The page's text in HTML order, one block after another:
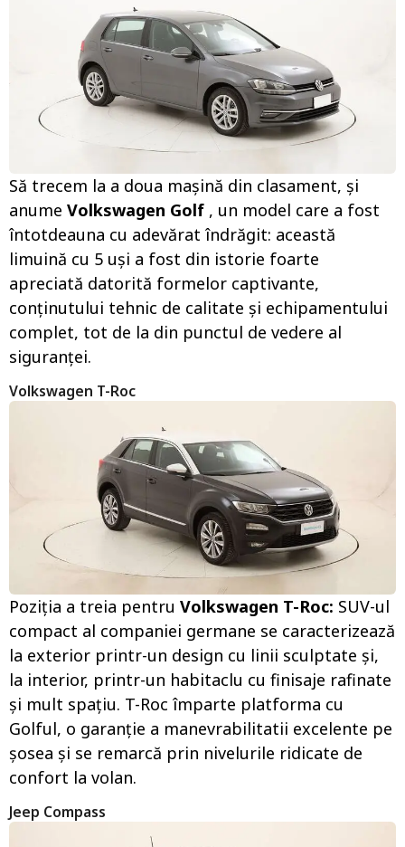
Să trecem la a doua mașină din clasament, și
anume Volkswagen Golf , un model care a fost
întotdeauna cu adevărat îndrăgit: această
limuină cu 5 uși a fost din istorie foarte
apreciată datorită formelor captivante,
conținutului tehnic de calitate și echipamentului
complet, tot de la din punctul de vedere al
siguranței.
Volkswagen T-Roc
Poziția a treia pentru Volkswagen T-Roc: SUV-ul
compact al companiei germane se caracterizează
la exterior printr-un design cu linii sculptate și,
la interior, printr-un habitaclu cu finisaje rafinate
și mult spațiu. T-Roc împarte platforma cu
Golful, o garanție a manevrabilitatii excelente pe
șosea și se remarcă prin nivelurile ridicate de
confort la volan.
Jeep Compass